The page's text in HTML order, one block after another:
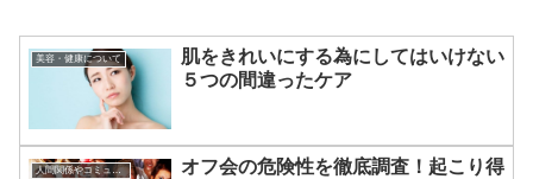
美容・健康について
肌をきれいにする為にしてはいけない
５つの間違ったケア
人間関係やコミュニケーションの術
オフ会の危険性を徹底調査！起こり得